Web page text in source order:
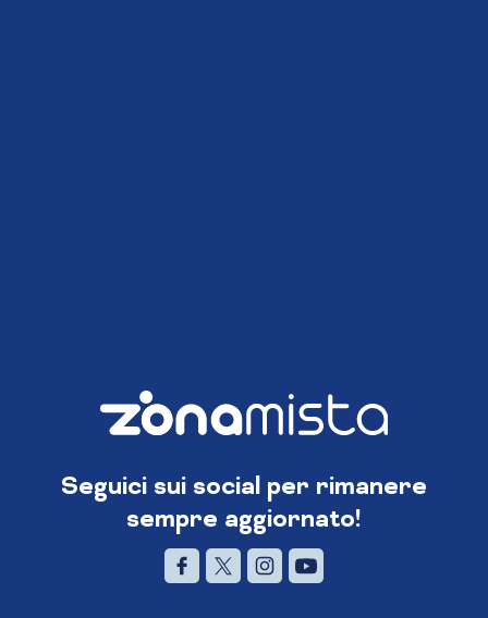
Seguici sui social per rimanere
sempre aggiornato!